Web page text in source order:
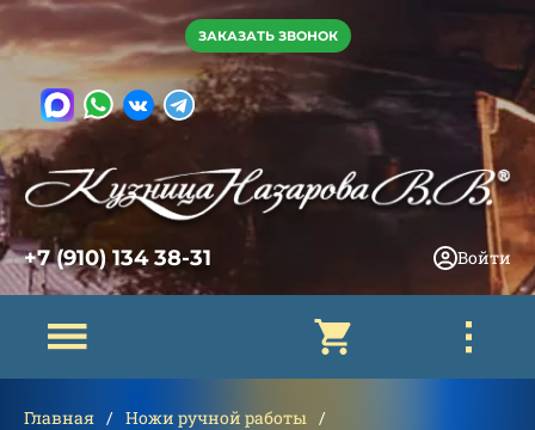
ЗАКАЗАТЬ ЗВОНОК
+7 (910) 134 38-31 Войти
Главная
Ножи ручной работы